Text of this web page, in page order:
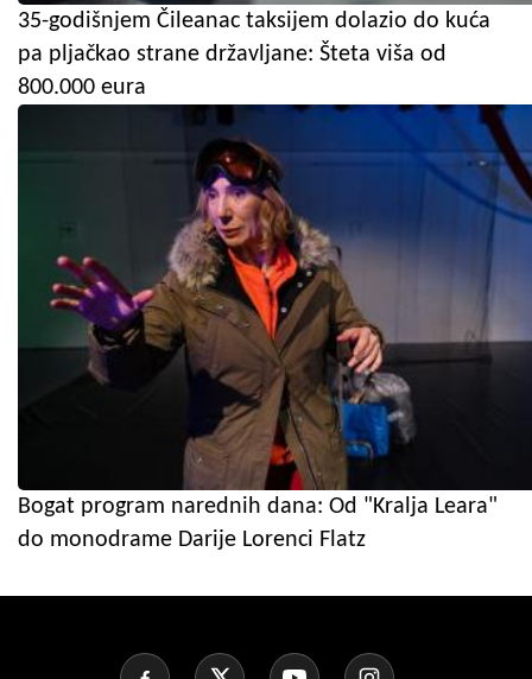
35-godišnjem Čileanac taksijem dolazio do kuća
pa pljačkao strane državljane: Šteta viša od
800.000 eura
Bogat program narednih dana: Od "Kralja Leara"
do monodrame Darije Lorenci Flatz